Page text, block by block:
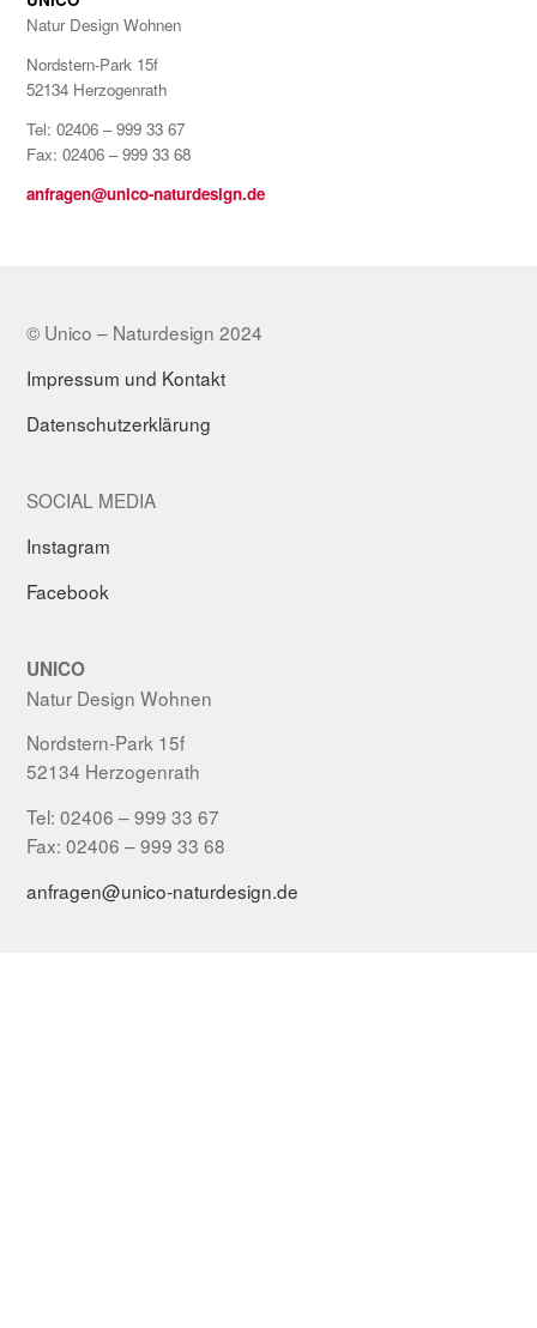
Natur Design Wohnen
Nordstern-Park 15f
52134 Herzogenrath
Tel: 02406 – 999 33 67
Fax: 02406 – 999 33 68
anfragen@unico-naturdesign.de
© Unico – Naturdesign 2024
Impressum und Kontakt
Datenschutzerklärung
SOCIAL MEDIA
Instagram
Facebook
UNICO
Natur Design Wohnen
Nordstern-Park 15f
52134 Herzogenrath
Tel: 02406 – 999 33 67
Fax: 02406 – 999 33 68
anfragen@unico-naturdesign.de